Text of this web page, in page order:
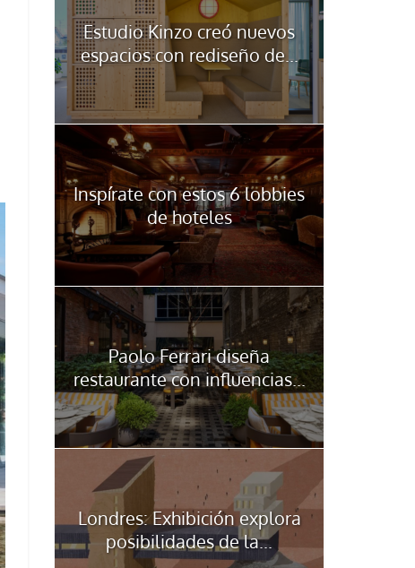
Estudio Kinzo creó nuevos
espacios con rediseño de...
Inspírate con estos 6 lobbies
de hoteles
Paolo Ferrari diseña
restaurante con influencias...
Londres: Exhibición explora
posibilidades de la...